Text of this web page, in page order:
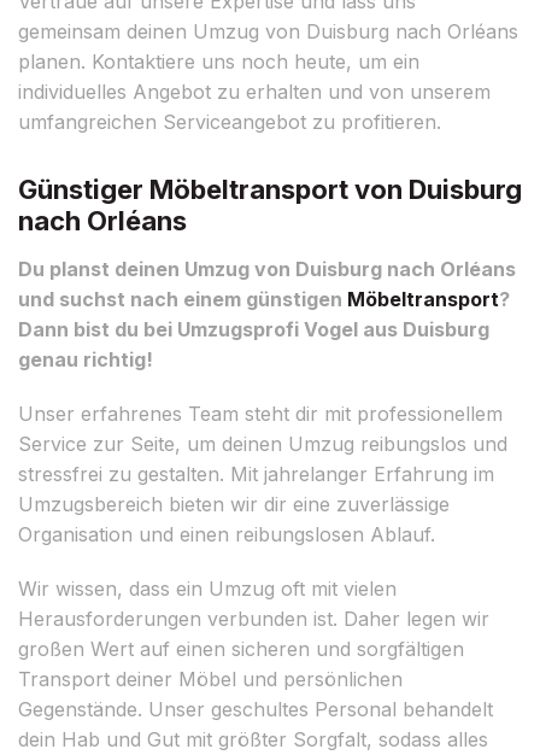
gemeinsam deinen Umzug von Duisburg nach Orléans
planen. Kontaktiere uns noch heute, um ein
individuelles Angebot zu erhalten und von unserem
umfangreichen Serviceangebot zu profitieren.
Günstiger Möbeltransport von Duisburg
nach Orléans
Du planst deinen Umzug von Duisburg nach Orléans
und suchst nach einem günstigen Möbeltransport?
Dann bist du bei Umzugsprofi Vogel aus Duisburg
genau richtig!
Unser erfahrenes Team steht dir mit professionellem
Service zur Seite, um deinen Umzug reibungslos und
stressfrei zu gestalten. Mit jahrelanger Erfahrung im
Umzugsbereich bieten wir dir eine zuverlässige
Organisation und einen reibungslosen Ablauf.
Wir wissen, dass ein Umzug oft mit vielen
Herausforderungen verbunden ist. Daher legen wir
großen Wert auf einen sicheren und sorgfältigen
Transport deiner Möbel und persönlichen
Gegenstände. Unser geschultes Personal behandelt
dein Hab und Gut mit größter Sorgfalt, sodass alles